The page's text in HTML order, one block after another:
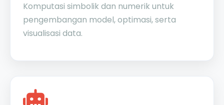
Komputasi simbolik dan numerik untuk
pengembangan model, optimasi, serta
visualisasi data.